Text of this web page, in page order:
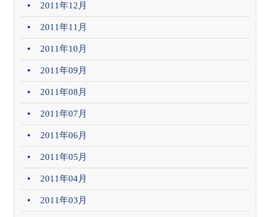
2011年12月
2011年11月
2011年10月
2011年09月
2011年08月
2011年07月
2011年06月
2011年05月
2011年04月
2011年03月